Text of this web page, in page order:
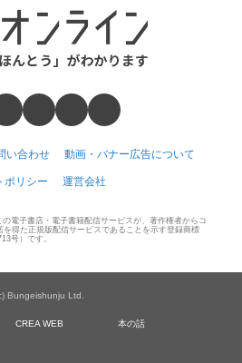
い合わせ 動画・バナー広告について
ポリシー 運営会社
電子書店・電子書籍配信サービスが、著作権者からコ
を得た正規版配信サービスであることを示す登録商標
号）です。
Bungeishunju Ltd.
CREA WEB 本の話